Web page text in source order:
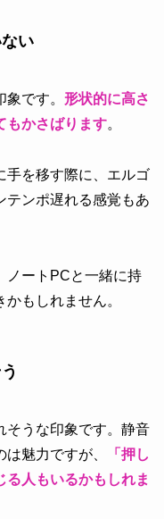
い
です。 形状的に高さ
もかさばります。
手を移す際に、エルゴ
テンポ遅れる感覚もあ
ノートPCと一緒に持
もしれません。
そうな印象です。静音
魅力ですが、
「押し
る人もいるかもしれま